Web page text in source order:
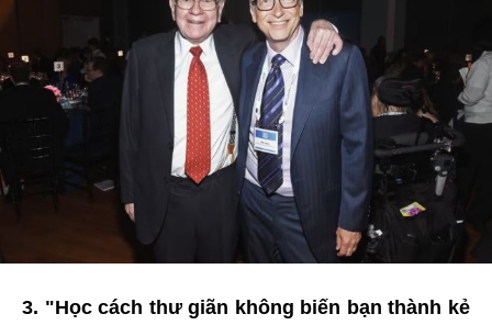
3. "Học cách thư giãn không biến bạn thành kẻ